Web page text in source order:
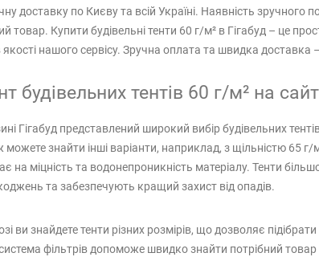
доставку по Києву та всій Україні. Наявність зручного
товар. Купити будівельні тенти 60 г/м² в Гігабуд – це
нашого сервісу. Зручна оплата та швидка доставка
будівельних тентів 60 г/м² на
Гігабуд представлений широкий вибір будівельних
знайти інші варіанти, наприклад, з щільністю 65 г/
на міцність та водонепроникність матеріалу. Тенти
та забезпечують кращий захист від опадів.
ви знайдете тенти різних розмірів, що дозволяє
фільтрів допоможе швидко знайти потрібний